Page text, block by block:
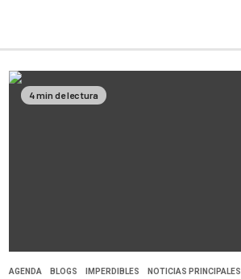
4 min de lectura
AGENDA BLOGS IMPERDIBLES NOTICIAS PRINCIPALES